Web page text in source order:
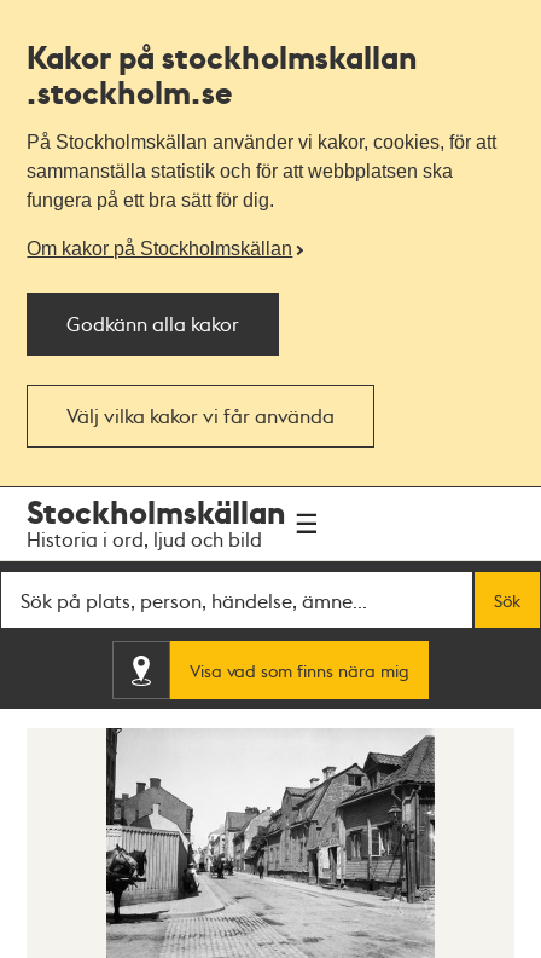
Kakor på stockholmskallan
.stockholm.se
På Stockholmskällan använder vi kakor, cookies, för att
sammanställa statistik och för att webbplatsen ska
fungera på ett bra sätt för dig.
Om kakor på Stockholmskällan
Godkänn alla kakor
Välj vilka kakor vi får använda
navigationen
huvudinnehållet
Stockholmskällan
Historia i ord, ljud och bild
Sök
Visa vad som finns nära mig